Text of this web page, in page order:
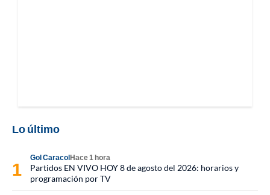
Lo último
Gol CaracolHace 1 hora
Partidos EN VIVO HOY 8 de agosto del 2026: horarios y
programación por TV